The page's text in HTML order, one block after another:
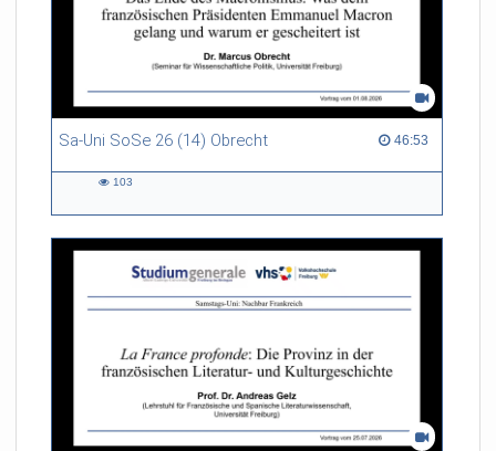
Sa-Uni SoSe 26 (14) Obrecht 46:53
46:53 duration
103